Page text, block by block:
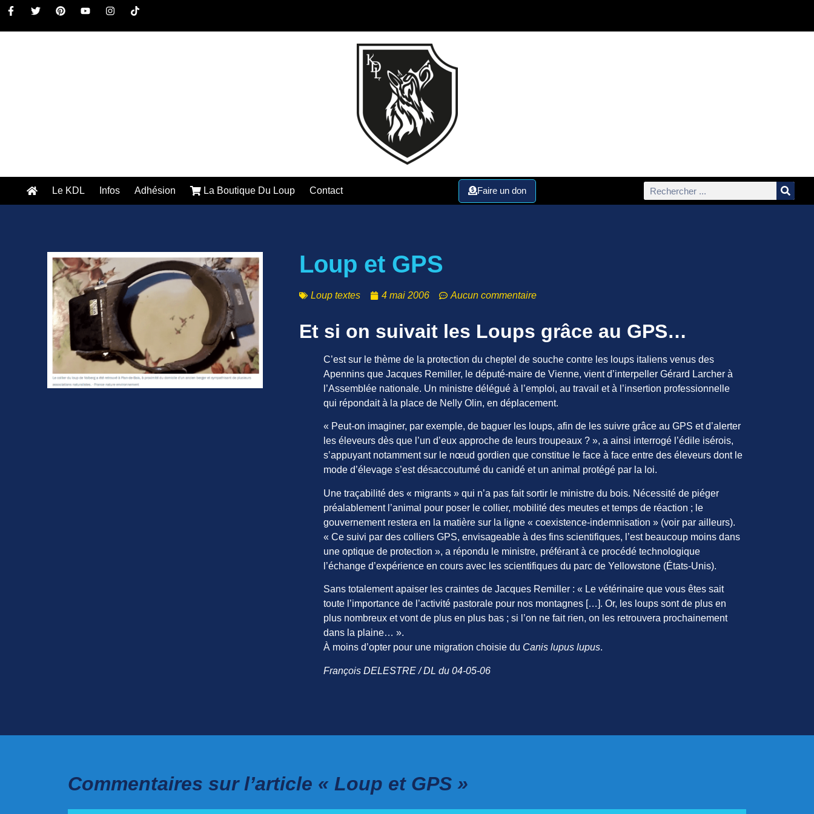
Le KDL Infos Adhésion La Boutique Du Loup Contact Faire un don
Loup et GPS
Loup textes 4 mai 2006 Aucun commentaire
Et si on suivait les Loups grâce au GPS…
C’est sur le thème de la protection du cheptel de souche contre les loups italiens venus des
Apennins que Jacques Remiller, le député-maire de Vienne, vient d’interpeller Gérard Larcher à
l’Assemblée nationale. Un ministre délégué à l’emploi, au travail et à l’insertion professionnelle
qui répondait à la place de Nelly Olin, en déplacement.
« Peut-on imaginer, par exemple, de baguer les loups, afin de les suivre grâce au GPS et d’alerter
les éleveurs dès que l’un d’eux approche de leurs troupeaux ? », a ainsi interrogé l’édile isérois,
s’appuyant notamment sur le nœud gordien que constitue le face à face entre des éleveurs dont le
mode d’élevage s’est désaccoutumé du canidé et un animal protégé par la loi.
Une traçabilité des « migrants » qui n’a pas fait sortir le ministre du bois. Nécessité de piéger
préalablement l’animal pour poser le collier, mobilité des meutes et temps de réaction ; le
gouvernement restera en la matière sur la ligne « coexistence-indemnisation » (voir par ailleurs).
« Ce suivi par des colliers GPS, envisageable à des fins scientifiques, l’est beaucoup moins dans
une optique de protection », a répondu le ministre, préférant à ce procédé technologique
l’échange d’expérience en cours avec les scientifiques du parc de Yellowstone (États-Unis).
Sans totalement apaiser les craintes de Jacques Remiller : « Le vétérinaire que vous êtes sait
toute l’importance de l’activité pastorale pour nos montagnes […]. Or, les loups sont de plus en
plus nombreux et vont de plus en plus bas ; si l’on ne fait rien, on les retrouvera prochainement
dans la plaine… ».
À moins d’opter pour une migration choisie du Canis lupus lupus.
François DELESTRE / DL du 04-05-06
Commentaires sur l’article « Loup et GPS »